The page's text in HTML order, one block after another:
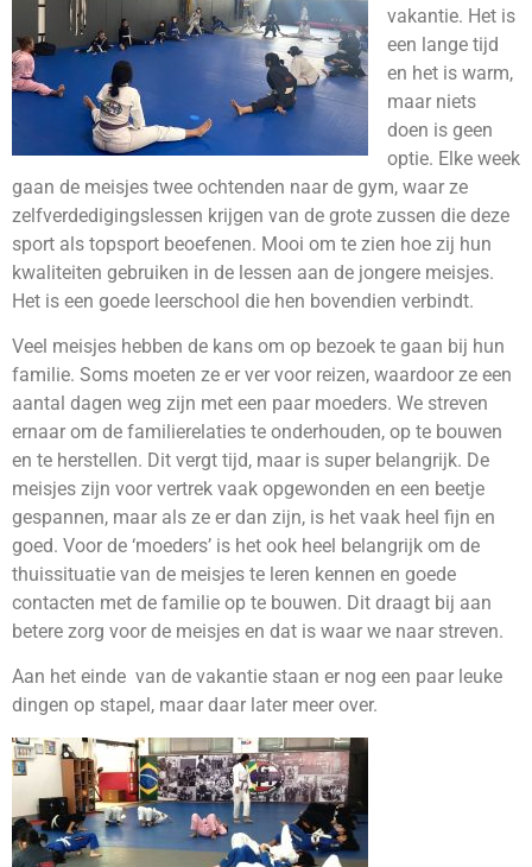
vakantie. Het is
een lange tijd
en het is warm,
maar niets
doen is geen
optie. Elke week
gaan de meisjes twee ochtenden naar de gym, waar ze
zelfverdedigingslessen krijgen van de grote zussen die deze
sport als topsport beoefenen. Mooi om te zien hoe zij hun
kwaliteiten gebruiken in de lessen aan de jongere meisjes.
Het is een goede leerschool die hen bovendien verbindt.
Veel meisjes hebben de kans om op bezoek te gaan bij hun
familie. Soms moeten ze er ver voor reizen, waardoor ze een
aantal dagen weg zijn met een paar moeders. We streven
ernaar om de familierelaties te onderhouden, op te bouwen
en te herstellen. Dit vergt tijd, maar is super belangrijk. De
meisjes zijn voor vertrek vaak opgewonden en een beetje
gespannen, maar als ze er dan zijn, is het vaak heel fijn en
goed. Voor de ‘moeders’ is het ook heel belangrijk om de
thuissituatie van de meisjes te leren kennen en goede
contacten met de familie op te bouwen. Dit draagt bij aan
betere zorg voor de meisjes en dat is waar we naar streven.
Aan het einde van de vakantie staan er nog een paar leuke
dingen op stapel, maar daar later meer over.